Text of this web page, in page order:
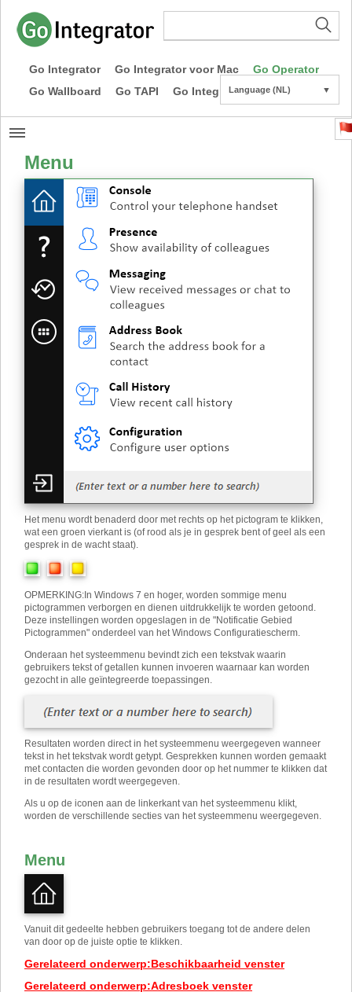
Go Integrator Go Integrator voor Mac
Go Operator
Go Wallboard
Go TAPI Go Integrator CE
Language (NL) ▼
Menu
Het menu wordt benaderd door met rechts op het pictogram te klikken,
wat een groen vierkant is (of rood als je in gesprek bent of geel als een
gesprek in de wacht staat).
OPMERKING: In Windows 7 en hoger, worden sommige menu
pictogrammen verborgen en dienen uitdrukkelijk te worden getoond.
Deze instellingen worden opgeslagen in de "Notificatie Gebied
Pictogrammen" onderdeel van het Windows Configuratiescherm.
Onderaan het systeemmenu bevindt zich een tekstvak waarin
gebruikers tekst of getallen kunnen invoeren waarnaar kan worden
gezocht in alle geïntegreerde toepassingen.
Resultaten worden direct in het systeemmenu weergegeven wanneer
tekst in het tekstvak wordt getypt. Gesprekken kunnen worden gemaakt
met contacten die worden gevonden door op het nummer te klikken dat
in de resultaten wordt weergegeven.
Als u op de iconen aan de linkerkant van het systeemmenu klikt,
worden de verschillende secties van het systeemmenu weergegeven.
Menu
Vanuit dit gedeelte hebben gebruikers toegang tot de andere delen
van door op de juiste optie te klikken.
Gerelateerd onderwerp:Beschikbaarheid venster
Gerelateerd onderwerp:Adresboek venster